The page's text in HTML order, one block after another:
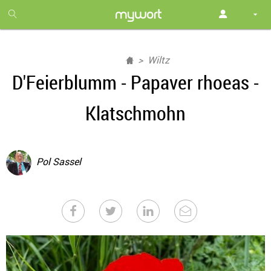
month
free
Wiltz
D'Feierblumm - Papaver rhoeas -
Klatschmohn
Pol Sassel